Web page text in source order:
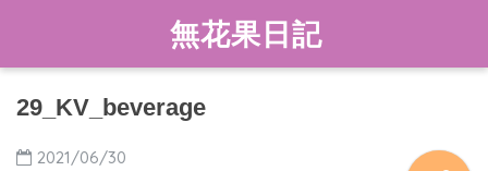
無花果日記
29_KV_beverage
2021/06/30